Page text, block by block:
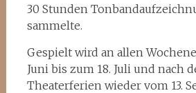
30 Stunden
sammelte.
Gespielt wird an allen
Juni bis zum 18. Juli und nach
Theaterferien wieder vom 13.